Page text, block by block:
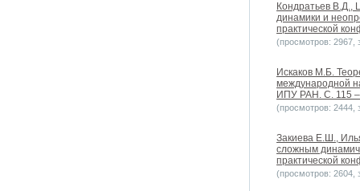
Кондратьев В.Д.,
динамики и
практической
(просмотров: 2967,
Искаков М.Б.
международной
ИПУ РАН. C. 115
(просмотров: 2444,
Закиева Е.Ш.,
сложным
практической
(просмотров: 2604,